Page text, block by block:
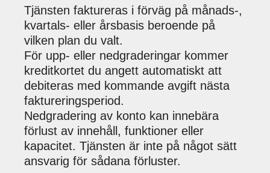
Tjänsten faktureras i förväg på månads-,
kvartals- eller årsbasis beroende på
vilken plan du valt.
För upp- eller nedgraderingar kommer
kreditkortet du angett automatiskt att
debiteras med kommande avgift nästa
faktureringsperiod.
Nedgradering av konto kan innebära
förlust av innehåll, funktioner eller
kapacitet. Tjänsten är inte på något sätt
ansvarig för sådana förluster.